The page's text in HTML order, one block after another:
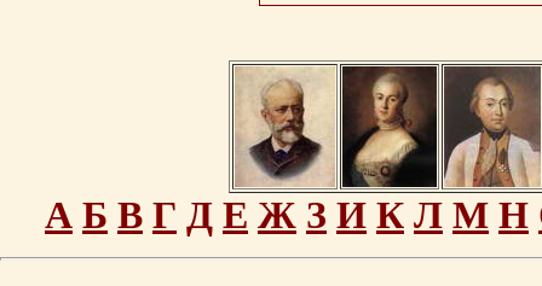
А Б В Г Д Е Ж З И К Л М Н